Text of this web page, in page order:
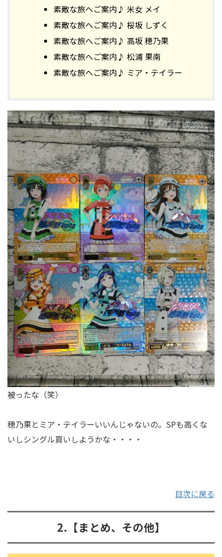
素敵な旅へご案内♪ 米女 メイ
素敵な旅へご案内♪ 桜坂 しずく
素敵な旅へご案内♪ 高坂 穂乃果
素敵な旅へご案内♪ 松浦 果南
素敵な旅へご案内♪ ミア・テイラー
被ったな（笑）
穂乃果とミア・テイラーいいんじゃないの。SPも高くな
いしシングル買いしようかな・・・・
目次に戻る
2.【まとめ、その他】